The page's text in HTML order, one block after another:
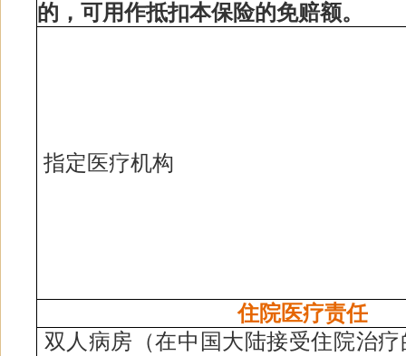
的，可用作抵扣本保险的免赔额。
指定医疗机构
住院医疗责任
双人病房（在中国大陆接受住院治